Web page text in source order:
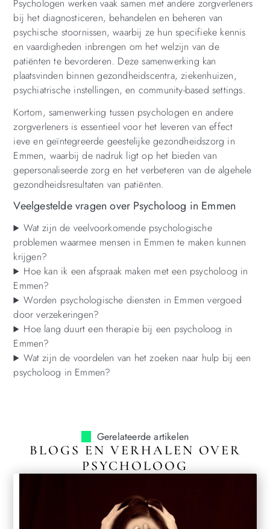
Psychologen werken vaak samen met andere zorgverleners
bij het diagnosticeren, behandelen en beheren van
psychische stoornissen, waarbij ze hun specifieke kennis
en vaardigheden inbrengen om het welzijn van de
patiënten te bevorderen. Deze samenwerking kan
plaatsvinden binnen gezondheidscentra, ziekenhuizen,
psychiatrische instellingen, en community-based settings.
Kortom, samenwerking tussen psychologen en andere
zorgverleners is essentieel voor het leveren van effect
ieve en geïntegreerde geestelijke gezondheidszorg in
Emmen, waarbij de nadruk ligt op het bieden van
gepersonaliseerde zorg en het verbeteren van de algehele
gezondheidsresultaten van patiënten.
Veelgestelde vragen over Psycholoog in Emmen
Wat zijn de veelvoorkomende psychologische
problemen waarmee mensen in Emmen te maken kunnen
krijgen?
Hoe kan ik een afspraak maken met een psycholoog in
Emmen?
Worden psychologische diensten in Emmen vergoed
door verzekeringen?
Hoe lang duurt een therapie bij een psycholoog in
Emmen?
Wat zijn de voordelen van het zoeken naar hulp bij een
psycholoog in Emmen?
Gerelateerde artikelen
BLOGS EN VERHALEN OVER
PSYCHOLOOG